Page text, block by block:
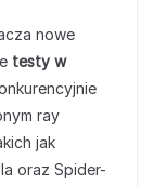
nowe
testy w
ray
jak
oraz Spider-